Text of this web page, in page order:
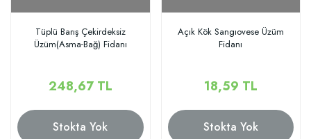
Tüplü Barış Çekirdeksiz
Üzüm(Asma-Bağ) Fidanı
248,67 TL
Stokta Yok
Açık Kök Sangıovese Üzüm
Fidanı
18,59 TL
Stokta Yok